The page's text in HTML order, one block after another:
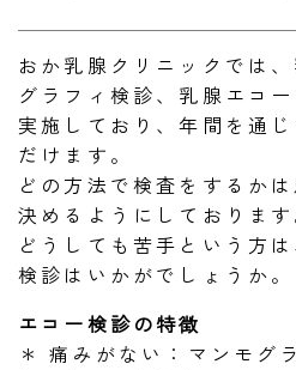
おか乳腺クリニックでは
グラフィ検診、乳腺エコ
実施しており、年間を通
だけます。
どの方法で検査をするか
決めるようにしておりま
どうしても苦手という方
検診はいかがでしょうか。
エコー検診の特徴
＊ 痛みがない：マンモグ